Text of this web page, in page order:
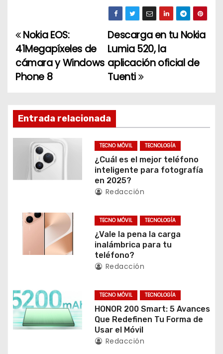
N
a
v
g
a
i
n
e
n
t
Descarga en tu Nokia
Lumia 520, la
aplicación oficial de
Tuenti
Nokia EOS:
41Megapíxeles de
cámara y Windows
Phone 8
Entrada relacionada
TECNO MÓVIL TECNOLOGÍA
¿Cuál es el mejor teléfono
inteligente para fotografía
en 2025?
Redacción
TECNO MÓVIL TECNOLOGÍA
¿Vale la pena la carga
inalámbrica para tu
teléfono?
Redacción
TECNO MÓVIL TECNOLOGÍA
HONOR 200 Smart: 5 Avances
Que Redefinen Tu Forma de
Usar el Móvil
Redacción